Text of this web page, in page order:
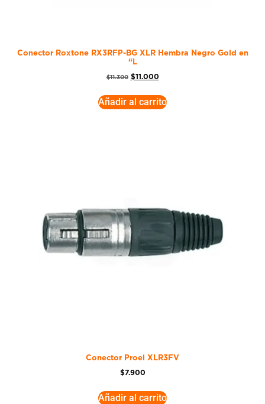
Conector Roxtone RX3RFP-BG XLR Hembra Negro Gold en
“L
$11.300 $11.000
Añadir al carrito
Conector Proel XLR3FV
$7.900
Añadir al carrito